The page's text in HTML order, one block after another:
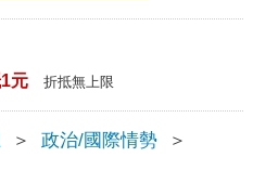
元 折抵無上限
＞ 政治/國際情勢
＞